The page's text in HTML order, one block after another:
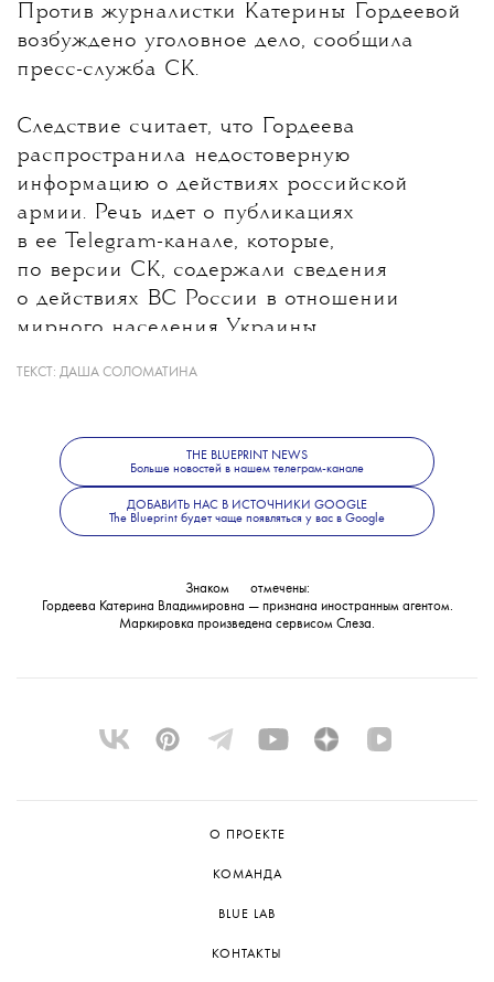
Против журналистки Катерины Гордеевой
возбуждено уголовное дело, сообщила
пресс-служба СК.
Следствие считает, что Гордеева
распространила недостоверную
информацию о действиях российской
армии. Речь идет о публикациях
в ее Telegram-канале, которые,
по версии СК, содержали сведения
о действиях ВС России в отношении
мирного населения Украины.
Какие именно материалы стали
не уточнило. В Следственном комитете
также сообщили, что решается вопрос
об объявлении журналистки
в международный розыск.
ТЕКСТ: ДАША СОЛОМАТИНА
THE BLUEPRINT NEWS
Больше новостей в нашем телеграм-канале
ДОБАВИТЬ НАС В ИСТОЧНИКИ GOOGLE
The Blueprint будет чаще появляться у вас в Google
Знаком
отмечены:
Гордеева Катерина Владимировна — признана иностранным агентом.
Маркировка произведена сервисом Слеза.
О ПРОЕКТЕ
КОМАНДА
BLUE LAB
КОНТАКТЫ